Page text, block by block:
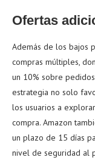
Ofertas
Además de los bajos
compras múltiples,
un 10% sobre
estrategia no solo
los usuarios a
compra. Amazon
un plazo de 15 días
nivel de seguridad al